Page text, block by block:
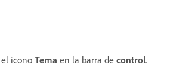
icono Tema en la barra de control.